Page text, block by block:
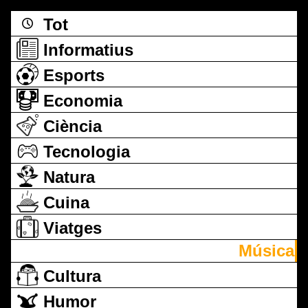
Tot
Informatius
Esports
Economia
Ciència
Tecnologia
Natura
Cuina
Viatges
Música
Cultura
Humor